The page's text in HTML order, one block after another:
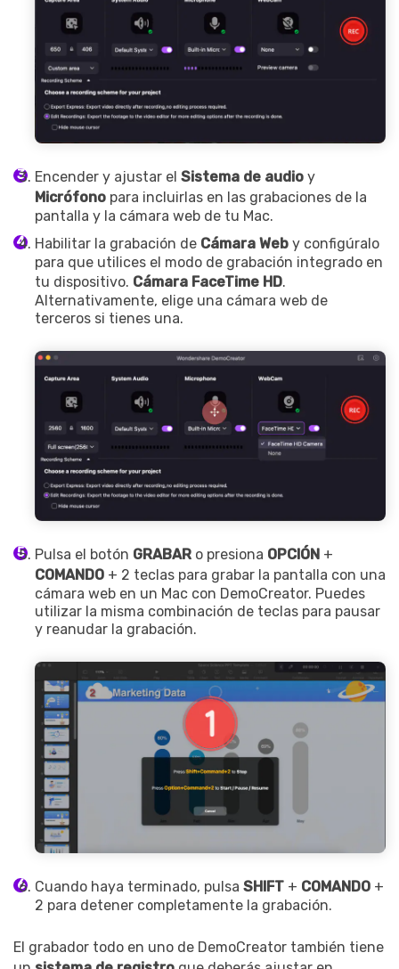
Encender y ajustar el Sistema de audio y
Micrófono para incluirlas en las grabaciones de la
pantalla y la cámara web de tu Mac.
Habilitar la grabación de Cámara Web y configúralo
para que utilices el modo de grabación integrado en
tu dispositivo. Cámara FaceTime HD.
Alternativamente, elige una cámara web de
terceros si tienes una.
Pulsa el botón GRABAR o presiona OPCIÓN +
COMANDO + 2 teclas para grabar la pantalla con una
cámara web en un Mac con DemoCreator. Puedes
utilizar la misma combinación de teclas para pausar
y reanudar la grabación.
Cuando haya terminado, pulsa SHIFT + COMANDO +
2 para detener completamente la grabación.
El grabador todo en uno de DemoCreator también tiene
Record. Edit. Share. All with
Got It Try It Now